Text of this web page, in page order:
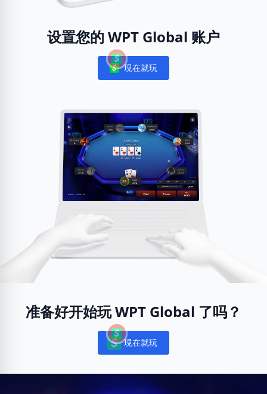
设置您的 WPT Global 账户
Notifications
現在就玩
准备好开始玩 WPT Global 了吗？
Notifications
現在就玩